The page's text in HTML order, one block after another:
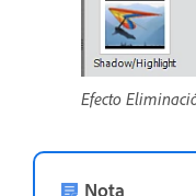
Efecto
Nota